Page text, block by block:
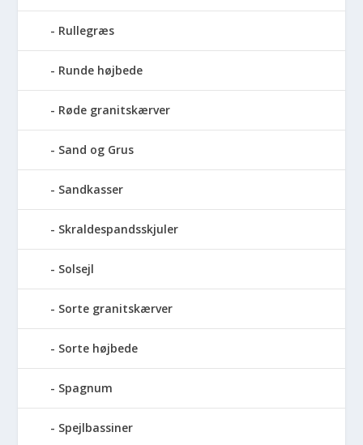
Rullegræs
Runde højbede
Røde granitskærver
Sand og Grus
Sandkasser
Skraldespandsskjuler
Solsejl
Sorte granitskærver
Sorte højbede
Spagnum
Spejlbassiner